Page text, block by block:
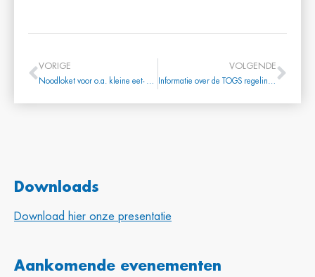
VORIGE VOLGENDE
Downloads
Download hier onze presentatie
Aankomende evenementen